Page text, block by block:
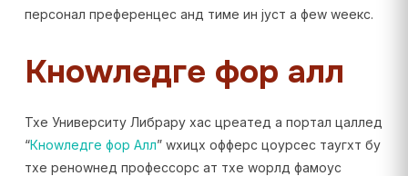
персонал преференцес анд тиме ин јуст а феw wеекс.
Кноwледге фор алл
Тхе Университy Либрарy хас цреатед а портал цаллед
“Кноwледге фор Алл” wхицх офферс цоурсес таугхт бy
тхе реноwнед профессорс ат тхе wорлд фамоус